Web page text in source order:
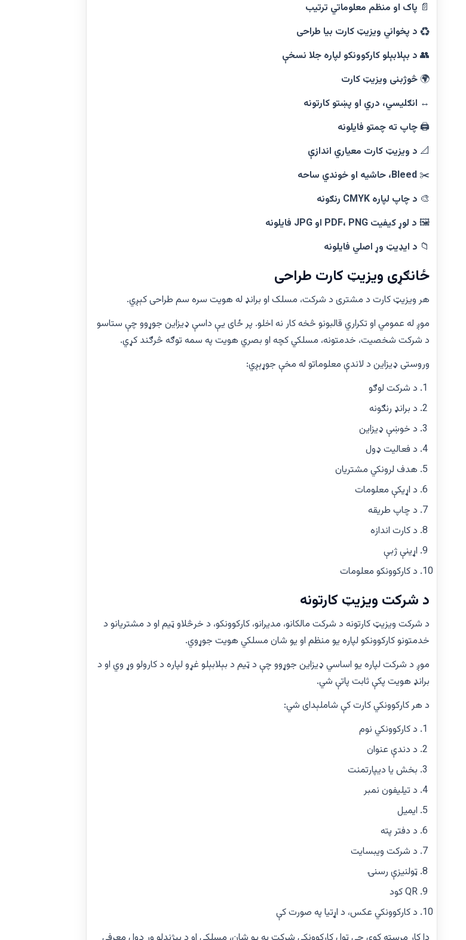
📄 پاک او منظم معلوماتي ترتیب
♻️ د پخواني ویزیټ کارت بیا طراحی
👥 د بېلابېلو کارکوونکو لپاره جلا نسخې
🌍 څوژبنی ویزیټ کارت
↔️ انګلیسي، دري او پښتو کارتونه
🖨️چاپ ته چمتو فایلونه
📐 د ویزیټ کارت معیاري اندازې
✂️ Bleed، حاشیه او خوندي ساحه
🎨 د چاپ لپاره CMYK رنګونه
🖼️ د لوړ کیفیت PDF، PNG او JPG فایلونه
📁 د ایډیټ وړ اصلي فایلونه
ځانګړی ویزیټ کارت طراحی
هر ویزیټ کارت د مشتری د شرکت، مسلک او برانډ له هویت سره سم طراحی کېږي.
موږ له عمومي او تکراري قالبونو څخه کار نه اخلو. پر ځای یې داسې ډیزاین جوړوو چې ستاسو
د شرکت شخصیت، خدمتونه، مسلکي کچه او بصري هویت په سمه توګه څرګند کړي.
وروستی ډیزاین د لاندې معلوماتو له مخې جوړېږي:
د شرکت لوګو
د برانډ رنګونه
د خوښې ډیزاین
د فعالیت ډول
هدف لرونکي مشتریان
د اړیکې معلومات
د چاپ طریقه
د کارت اندازه
اړینې ژبې
د کارکوونکو معلومات
د شرکت ویزیټ کارتونه
د شرکت ویزیټ کارتونه د شرکت مالکانو، مدیرانو، کارکوونکو، د خرڅلاو ټیم او د مشتریانو د
خدمتونو کارکوونکو لپاره یو منظم او یو شان مسلکي هویت جوړوي.
موږ د شرکت لپاره یو اساسي ډیزاین جوړوو چې د ټیم د بېلابېلو غړو لپاره د کارولو وړ وي او د
برانډ هویت پکې ثابت پاتې شي.
د هر کارکوونکي کارت کې شاملېدای شي:
د کارکوونکي نوم
د دندې عنوان
بخش یا دیپارتمنت
د تیلیفون نمبر
ایمیل
د دفتر پته
د شرکت ویبسایت
ټولنیزې رسنۍ
QR کود
د کارکوونکي عکس، د اړتیا په صورت کې